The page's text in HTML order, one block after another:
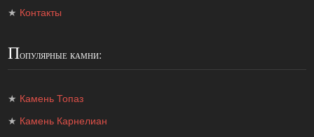
★ Контакты
Популярные камни:
★ Камень Топаз
★ Камень Карнелиан